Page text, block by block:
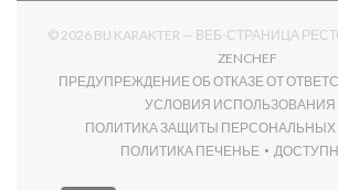
© 2026 BIJ KARAKTER — ВЕБ-СТРАНИЦА
ZENCHEF
ПРЕДУПРЕЖДЕНИЕ ОБ ОТКАЗЕ ОТ
УСЛОВИЯ ИСПОЛЬЗОВАНИЯ
ПОЛИТИКА ЗАЩИТЫ
ПОЛИТИКА ПЕЧЕНЬЕ
((ОТКРЫВАЕТСЯ В